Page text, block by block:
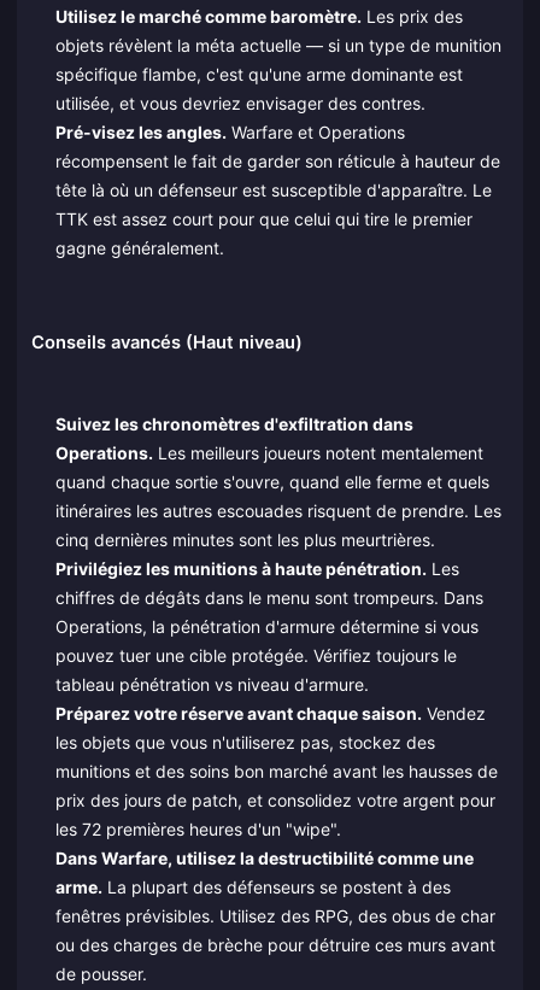
Utilisez le marché comme baromètre. Les prix des
objets révèlent la méta actuelle — si un type de munition
spécifique flambe, c'est qu'une arme dominante est
utilisée, et vous devriez envisager des contres.
Pré-visez les angles. Warfare et Operations
récompensent le fait de garder son réticule à hauteur de
tête là où un défenseur est susceptible d'apparaître. Le
TTK est assez court pour que celui qui tire le premier
gagne généralement.
Conseils avancés (Haut niveau)
Suivez les chronomètres d'exfiltration dans
Operations. Les meilleurs joueurs notent mentalement
quand chaque sortie s'ouvre, quand elle ferme et quels
itinéraires les autres escouades risquent de prendre. Les
cinq dernières minutes sont les plus meurtrières.
Privilégiez les munitions à haute pénétration. Les
chiffres de dégâts dans le menu sont trompeurs. Dans
Operations, la pénétration d'armure détermine si vous
pouvez tuer une cible protégée. Vérifiez toujours le
tableau pénétration vs niveau d'armure.
Préparez votre réserve avant chaque saison. Vendez
les objets que vous n'utiliserez pas, stockez des
munitions et des soins bon marché avant les hausses de
prix des jours de patch, et consolidez votre argent pour
les 72 premières heures d'un "wipe".
Dans Warfare, utilisez la destructibilité comme une
arme. La plupart des défenseurs se postent à des
fenêtres prévisibles. Utilisez des RPG, des obus de char
ou des charges de brèche pour détruire ces murs avant
de pousser.